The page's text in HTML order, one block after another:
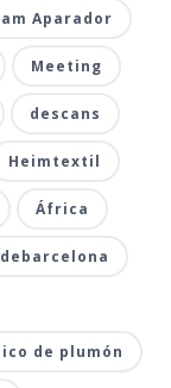
Aparador
Meeting
descans
Heimtextil
África
de plumón